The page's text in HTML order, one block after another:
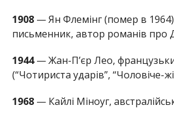
1908 — Ян Флемінг (помер в
письменник, автор романів про
1944— Жан-П’єр Лео,
(“Чотириста ударів”, “Чоловіче-
1968 — Кайлі Міноуг,